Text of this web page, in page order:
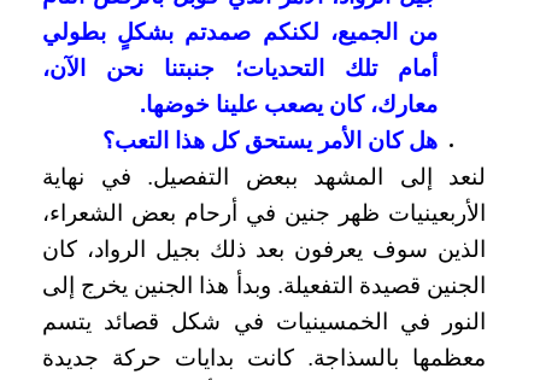
من الجميع، لكنكم صمدتم بشكلٍ بطولي
أمام تلك التحديات؛ جنبتنا نحن الآن،
معارك، كان يصعب علينا خوضها.
هل كان الأمر يستحق كل هذا التعب؟
لنعد إلى المشهد ببعض التفصيل. في نهاية
الأربعينيات ظهر جنين في أرحام بعض الشعراء،
الذين سوف يعرفون بعد ذلك بجيل الرواد، كان
الجنين قصيدة التفعيلة. وبدأ هذا الجنين يخرج إلى
النور في الخمسينيات في شكل قصائد يتسم
معظمها بالسذاجة. كانت بدايات حركة جديدة